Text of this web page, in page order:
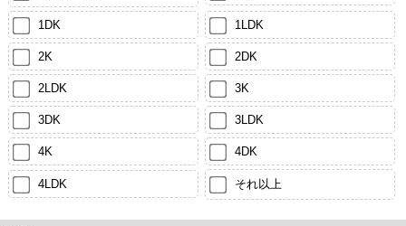
1DK 1LDK
2K 2DK
2LDK 3K
3DK 3LDK
4K 4DK
4LDK それ以上